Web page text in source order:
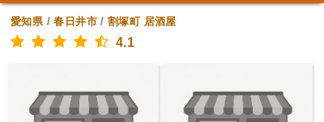
愛知県/春日井市/割塚町 居酒屋
4.1